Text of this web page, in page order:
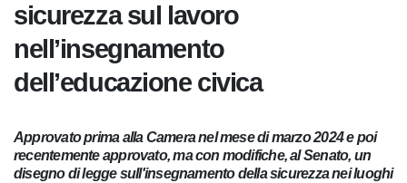
sicurezza sul lavoro
nell’insegnamento
dell’educazione civica
Approvato prima alla Camera nel mese di marzo 2024 e poi
recentemente approvato, ma con modifiche, al Senato, un
disegno di legge sull'insegnamento della sicurezza nei luoghi